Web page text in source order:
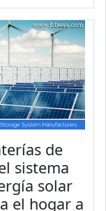
de
sistema
solar
el hogar a